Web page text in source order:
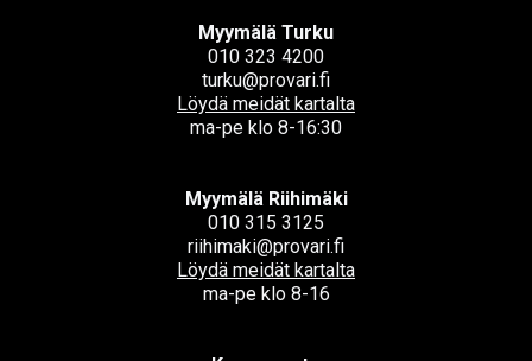
Myymälä Turku
010 323 4200
turku@provari.fi
Löydä meidät kartalta
ma-pe klo 8-16:30
Myymälä Riihimäki
010 315 3125
riihimaki@provari.fi
Löydä meidät kartalta
ma-pe klo 8-16